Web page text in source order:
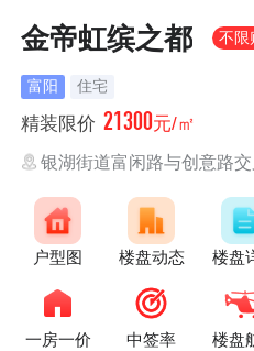
金帝虹缤之都 不限
富阳 住宅
精装限价 21300元/㎡
银湖街道富闲路与创意路交
户型图 楼盘动态 楼盘
一房一价 中签率 楼盘